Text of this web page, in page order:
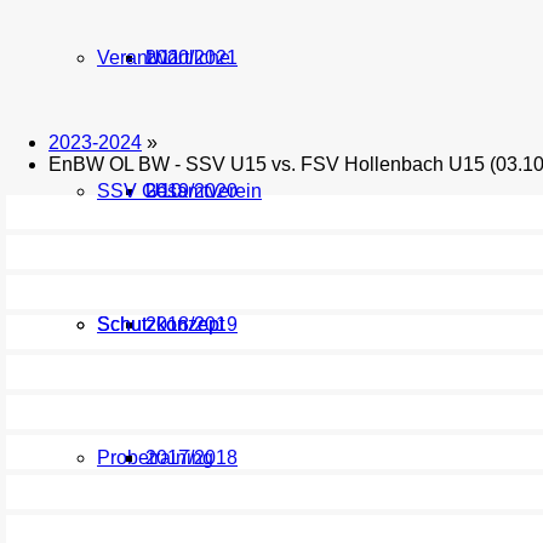
U11
U10
Schutzkonzept
Probetraining
2020/2021
2019/2020
2018/2019
2017/2018
Verantwortliche
SSV Gesamtverein
Schutzkonzept
2023-2024 »
EnBW OL BW - SSV U15 vs. FSV Hollenbach U15